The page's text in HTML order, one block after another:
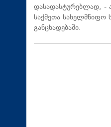
დასადასტურებლად, -
საქმეთა სახელმწიფო
განცხადებაში.